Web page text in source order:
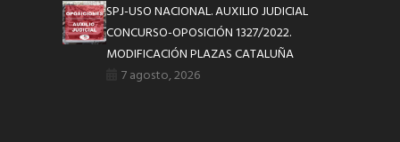
SPJ-USO NACIONAL. AUXILIO JUDICIAL
CONCURSO-OPOSICIÓN 1327/2022.
MODIFICACIÓN PLAZAS CATALUÑA
7 agosto, 2026